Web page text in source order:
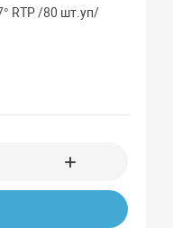
RTP /80 шт.уп/